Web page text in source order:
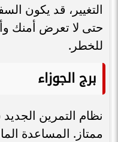
التغيير، قد يكون
حتى لا تعرض أمنك
للخطر.
برج الجوزاء
نظام التمرين
ممتاز. المساعدة